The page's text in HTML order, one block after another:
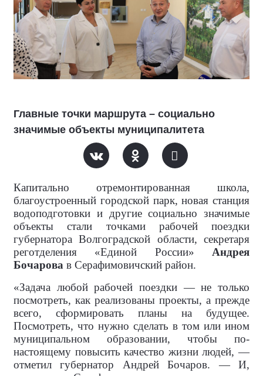
Главные точки маршрута – социально
значимые объекты муниципалитета
Капитально отремонтированная школа,
благоустроенный городской парк, новая станция
водоподготовки и другие социально значимые
объекты стали точками рабочей поездки
губернатора Волгоградской области, секретаря
реготделения «Единой России» Андрея
Бочарова в Серафимовичский район.
«Задача любой рабочей поездки — не только
посмотреть, как реализованы проекты, а прежде
всего, сформировать планы на будущее.
Посмотреть, что нужно сделать в том или ином
муниципальном образовании, чтобы по-
настоящему повысить качество жизни людей, —
отметил губернатор Андрей Бочаров. — И,